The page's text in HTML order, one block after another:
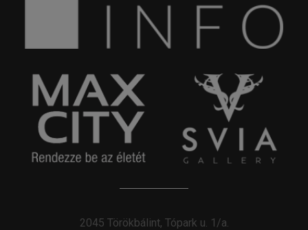
2045 Törökbálint, Tópark u. 1/a.